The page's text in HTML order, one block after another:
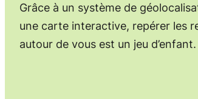
Grâce à un système de
une carte interactive, repérer les
autour de vous est un jeu d’enfant.